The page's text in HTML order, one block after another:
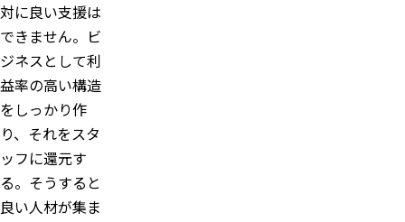
対に良い支援は
できません。ビ
ジネスとして利
益率の高い構造
をしっかり作
り、それをスタ
ッフに還元す
る。そうすると
良い人材が集ま